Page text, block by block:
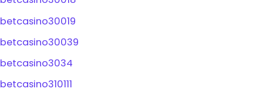
betcasino30019
betcasino30039
betcasino3034
betcasino310111